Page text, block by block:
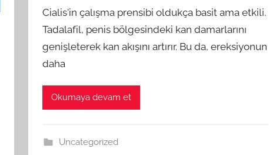
Cialis'in çalışma prensibi oldukça basit ama etkili.
Tadalafil, penis bölgesindeki kan damarlarını
genişleterek kan akışını artırır. Bu da, ereksiyonun
daha
Okumaya devam et
Uncategorized